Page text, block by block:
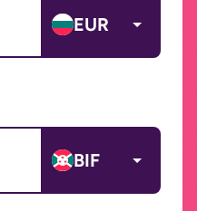
EUR
BIF